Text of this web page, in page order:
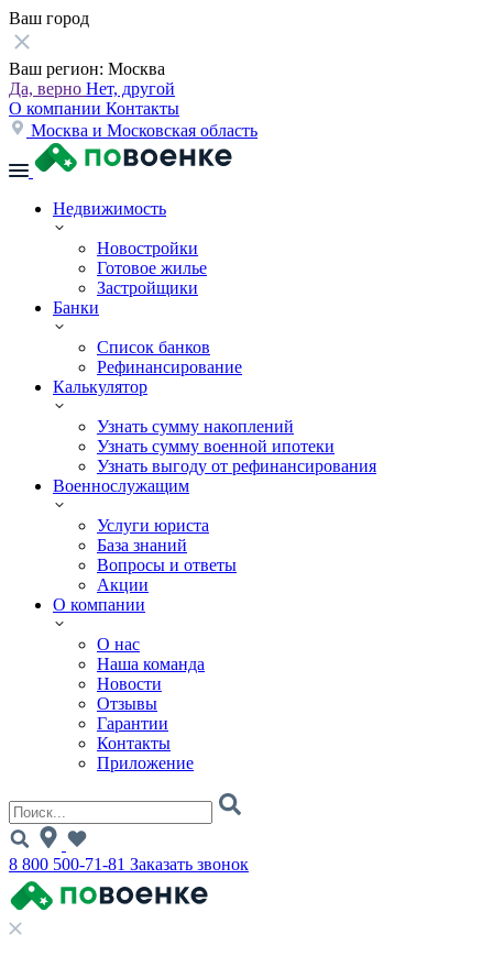
Ваш город
Ваш регион: Москва
Да, верно Нет, другой
О компании Контакты
Москва и Московская область
Недвижимость
Новостройки
Готовое жилье
Застройщики
Банки
Список банков
Рефинансирование
Калькулятор
Узнать сумму накоплений
Узнать сумму военной ипотеки
Узнать выгоду от рефинансирования
Военнослужащим
Услуги юриста
База знаний
Вопросы и ответы
Акции
О компании
О нас
Наша команда
Новости
Отзывы
Гарантии
Контакты
Приложение
8 800 500-71-81 Заказать звонок